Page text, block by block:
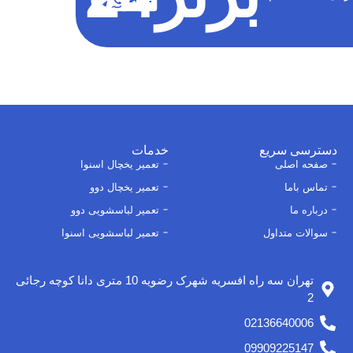
دسترسی سریع
صفحه اصلی
تماس باما
درباره ما
سوالات متداول
خدمات
تعمیر یخچال اسنوا
تعمیر یخچال دوو
تعمیر لباسشویی دوو
تعمیر لباسشویی اسنوا
تهران سه راه افسریه شهرک رضویه 10 متری دانا کوچه رجائی
2
02136640006
09909225147